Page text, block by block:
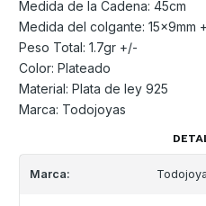
Medida de la Cadena: 45cm
Medida del colgante: 15x9mm
Peso Total: 1.7gr +/-
Color: Plateado
Material: Plata de ley 925
Marca: Todojoyas
Marca: